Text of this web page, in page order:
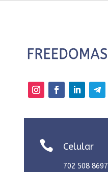
 Celular
702 508 8697